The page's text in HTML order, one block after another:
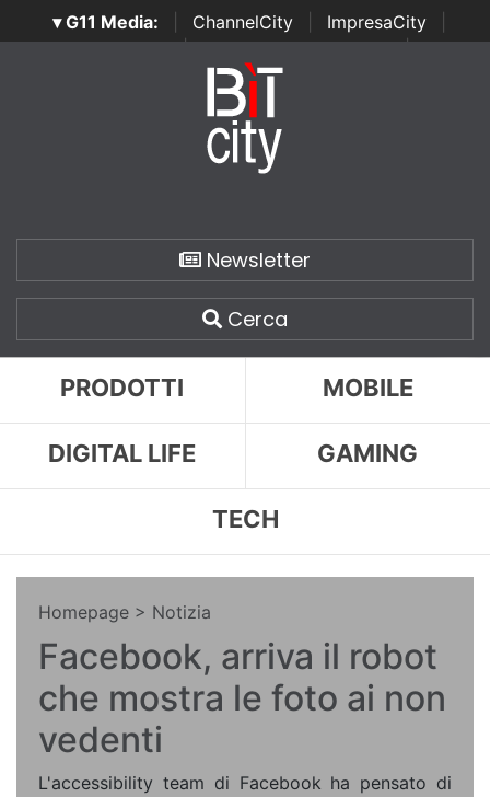
▾ G11 Media: ChannelCity ImpresaCity
SecurityOpenLab | Italian Channel Awards | Italian
Italian Security Awards
Newsletter
Cerca
PRODOTTI MOBILE
DIGITAL LIFE GAMING
TECH
Homepage > Notizia
Facebook, arriva il robot
che mostra le foto ai non
vedenti
L'accessibility team di Facebook ha pensato di